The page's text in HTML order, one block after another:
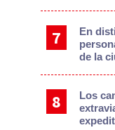
En
de la
Los